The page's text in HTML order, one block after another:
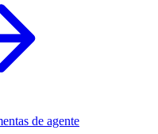
de agente